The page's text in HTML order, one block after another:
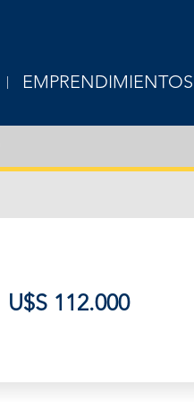
EMPRENDIMIENTOS
U$S 112.000